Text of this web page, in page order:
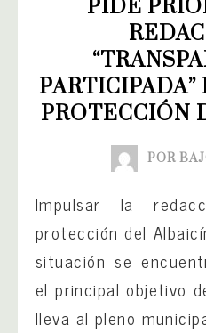
PIDE
PROTECCIÓN
POR
Impulsar la
protección del
situación se
el principal objetivo
lleva al pleno